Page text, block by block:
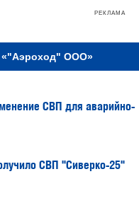
РЕКЛАМА
«"Аэроход" ООО»
СВП для аварийно-
СВП "Сиверко-25"